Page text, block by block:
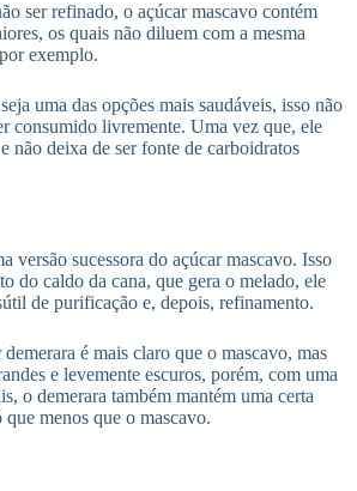
ser refinado, o açúcar mascavo contém
os quais não diluem com a mesma
exemplo.
uma das opções mais saudáveis, isso não
consumido livremente. Uma vez que, ele
não deixa de ser fonte de carboidratos
versão sucessora do açúcar mascavo. Isso
do caldo da cana, que gera o melado, ele
de purificação e, depois, refinamento.
é mais claro que o mascavo, mas
e levemente escuros, porém, com uma
o demerara também mantém uma certa
menos que o mascavo.